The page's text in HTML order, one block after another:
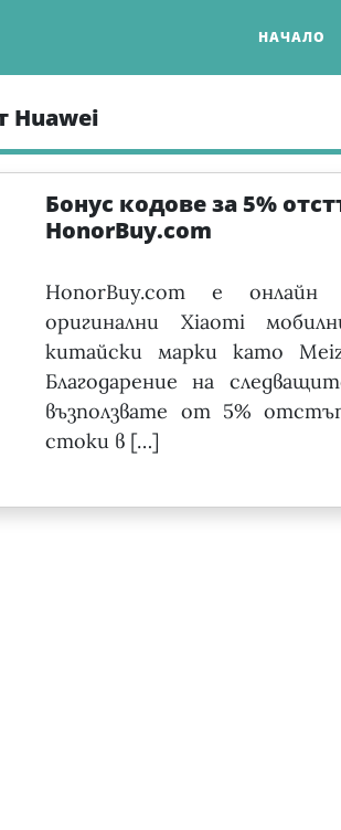
НАЧАЛО
Huawei
Бонус кодове за 5%
HonorBuy.com
HonorBuy.com е онлайн
оригинални Xiaomi
китайски марки като
Благодарение на
възползвате от 5%
стоки в […]